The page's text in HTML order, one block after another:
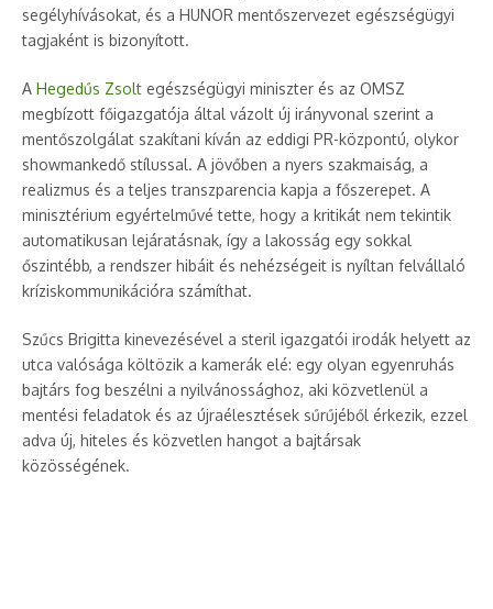
segélyhívásokat, és a HUNOR mentőszervezet egészségügyi
tagjaként is bizonyított.
A Hegedűs Zsolt egészségügyi miniszter és az OMSZ
megbízott főigazgatója által vázolt új irányvonal szerint a
mentőszolgálat szakítani kíván az eddigi PR-központú, olykor
showmankedő stílussal. A jövőben a nyers szakmaiság, a
realizmus és a teljes transzparencia kapja a főszerepet. A
minisztérium egyértelművé tette, hogy a kritikát nem tekintik
automatikusan lejáratásnak, így a lakosság egy sokkal
őszintébb, a rendszer hibáit és nehézségeit is nyíltan felvállaló
kríziskommunikációra számíthat.
Szűcs Brigitta kinevezésével a steril igazgatói irodák helyett az
utca valósága költözik a kamerák elé: egy olyan egyenruhás
bajtárs fog beszélni a nyilvánossághoz, aki közvetlenül a
mentési feladatok és az újraélesztések sűrűjéből érkezik, ezzel
adva új, hiteles és közvetlen hangot a bajtársak
közösségének.